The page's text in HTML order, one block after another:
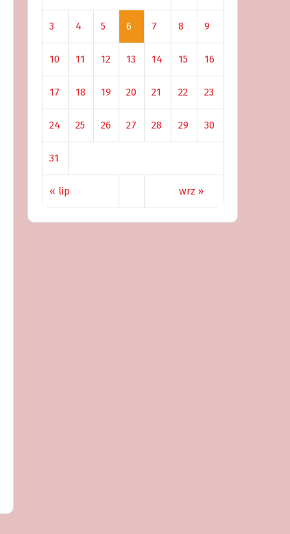
« lip wrz »
3 4 5 6 7 8 9
10 11 12 13 14 15 16
17 18 19 20 21 22 23
24 25 26 27 28 29 30
31